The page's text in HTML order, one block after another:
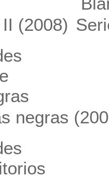
(2008)
negras